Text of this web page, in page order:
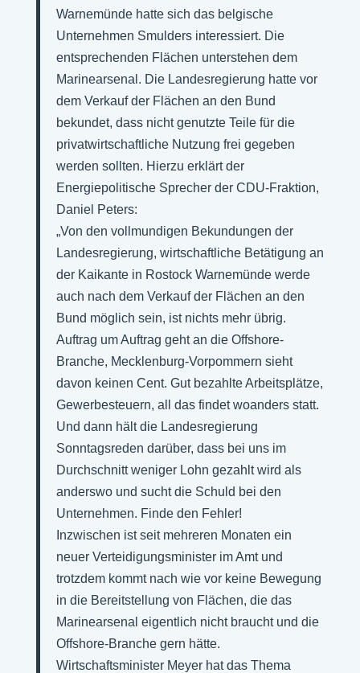
Warnemünde hatte sich das belgische
Unternehmen Smulders interessiert. Die
entsprechenden Flächen unterstehen dem
Marinearsenal. Die Landesregierung hatte vor
dem Verkauf der Flächen an den Bund
bekundet, dass nicht genutzte Teile für die
privatwirtschaftliche Nutzung frei gegeben
werden sollten. Hierzu erklärt der
Energiepolitische Sprecher der CDU-Fraktion,
Daniel Peters:
„Von den vollmundigen Bekundungen der
Landesregierung, wirtschaftliche Betätigung an
der Kaikante in Rostock Warnemünde werde
auch nach dem Verkauf der Flächen an den
Bund möglich sein, ist nichts mehr übrig.
Auftrag um Auftrag geht an die Offshore-
Branche, Mecklenburg-Vorpommern sieht
davon keinen Cent. Gut bezahlte Arbeitsplätze,
Gewerbesteuern, all das findet woanders statt.
Und dann hält die Landesregierung
Sonntagsreden darüber, dass bei uns im
Durchschnitt weniger Lohn gezahlt wird als
anderswo und sucht die Schuld bei den
Unternehmen. Finde den Fehler!
Inzwischen ist seit mehreren Monaten ein
neuer Verteidigungsminister im Amt und
trotzdem kommt nach wie vor keine Bewegung
in die Bereitstellung von Flächen, die das
Marinearsenal eigentlich nicht braucht und die
Offshore-Branche gern hätte.
Wirtschaftsminister Meyer hat das Thema